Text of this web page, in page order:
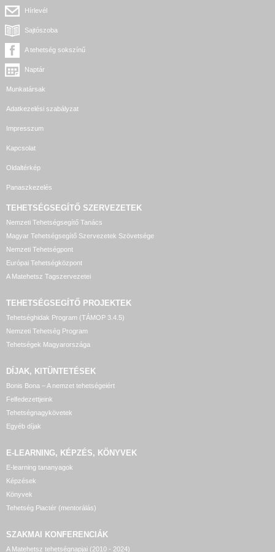
Hírlevél
Sajtószoba
A tehetség sokszínű
Naptár
Munkatársak
Adatkezelési szabályzat
Impresszum
Kapcsolat
Oldaltérkép
Panaszkezelés
TEHETSÉGSEGÍTŐ SZERVEZETEK
Nemzeti Tehetségsegítő Tanács
Magyar Tehetségsegítő Szervezetek Szövetsége
Nemzeti Tehetségpont
Európai Tehetségközpont
A Matehetsz Tagszervezetei
TEHETSÉGSEGÍTŐ PROJEKTEK
Tehetséghidak Program (TÁMOP 3.4.5)
Nemzeti Tehetség Program
Tehetségek Magyarországa
DÍJAK, KITÜNTETÉSEK
Bonis Bona – A nemzet tehetségeiért
Felfedezettjeink
Tehetségnagykövetek
Egyéb díjak
E-LEARNING, KÉPZÉS, KÖNYVEK
E-learning tananyagok
Képzések
Könyvek
Tehetség Piactér (mentorálás)
SZAKMAI KONFERENCIÁK
A Matehetsz tehetségnapjai (2010 - 2024)